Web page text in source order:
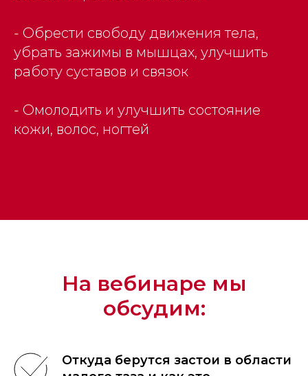
- Обрести свободу движения тела,
убрать зажимы в мышцах, улучшить
работу суставов и связок
- Омолодить и улучшить состояние
кожи, волос, ногтей
На вебинаре мы
обсудим:
Откуда берутся застои в области